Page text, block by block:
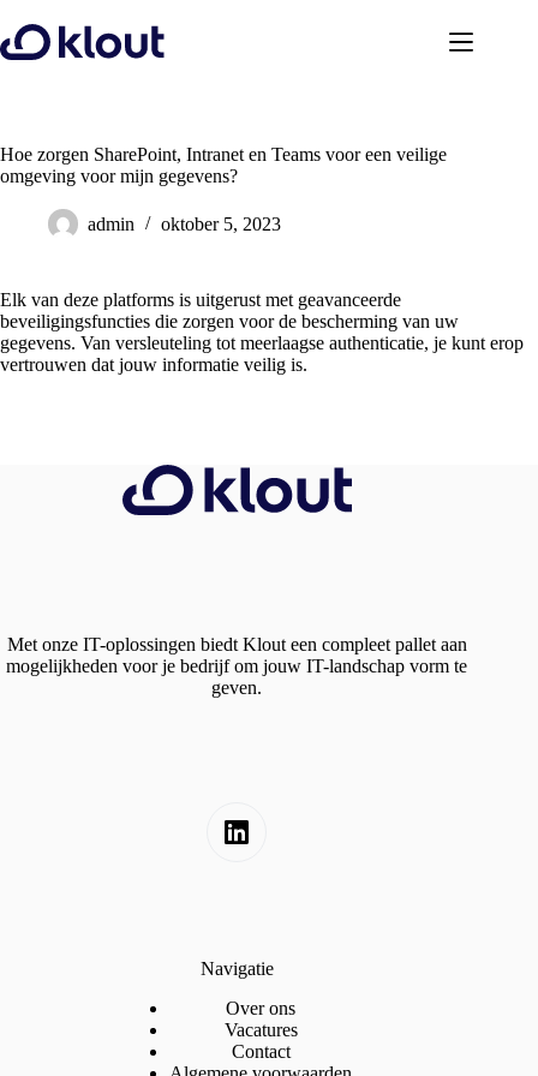
naar
de
Hoe zorgen SharePoint, Intranet en Teams voor een veilige
omgeving voor mijn gegevens?
admin oktober 5, 2023
Elk van deze platforms is uitgerust met geavanceerde
beveiligingsfuncties die zorgen voor de bescherming van uw
gegevens. Van versleuteling tot meerlaagse authenticatie, je kunt erop
vertrouwen dat jouw informatie veilig is.
Met onze IT-oplossingen biedt Klout een compleet pallet aan
mogelijkheden voor je bedrijf om jouw IT-landschap vorm te
geven.
Navigatie
Over ons
Vacatures
Contact